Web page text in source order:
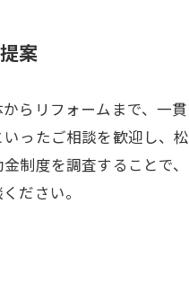
案
らリフォームまで、一
ったご相談を歓迎し、
制度を調査すること
ださい。